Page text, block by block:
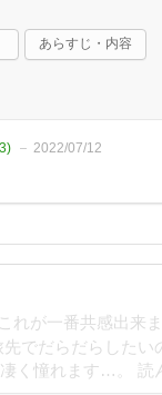
あらすじ・内容
3) 2022/07/12
れが一番共感出来
でだらだらした
く憧れます…。 読